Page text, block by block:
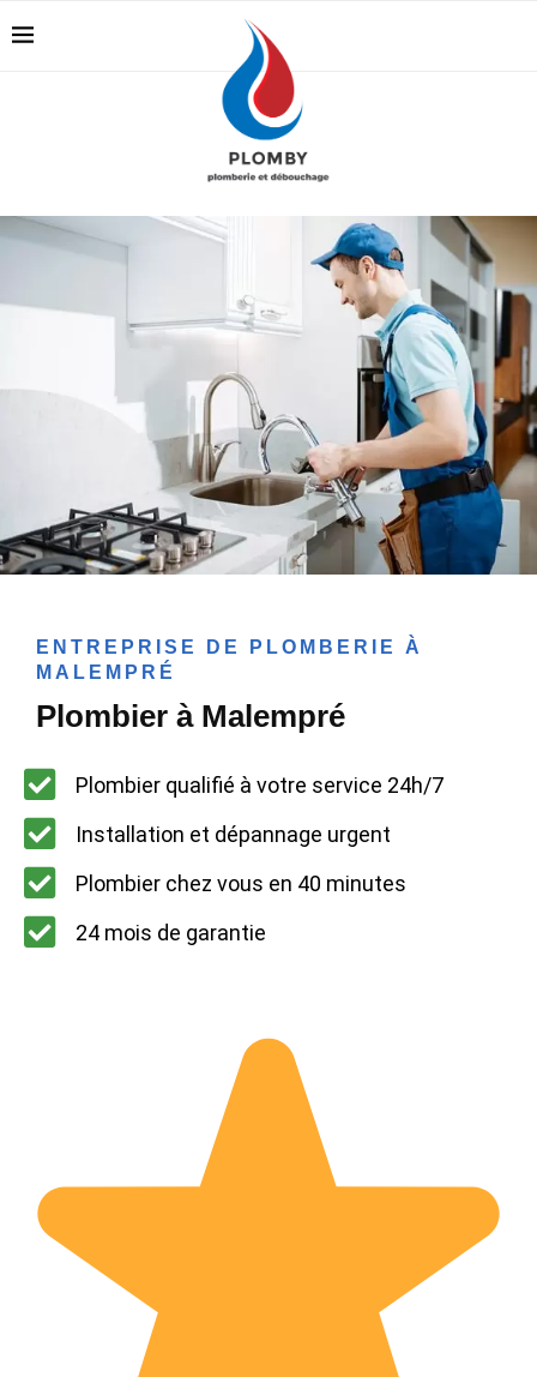
ENTREPRISE DE PLOMBERIE À
MALEMPRÉ
Plombier à Malempré
Plombier qualifié à votre service 24h/7
Installation et dépannage urgent
Plombier chez vous en 40 minutes
24 mois de garantie